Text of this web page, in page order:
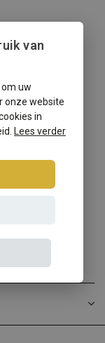
van
uw
onze website
in
Lees verder